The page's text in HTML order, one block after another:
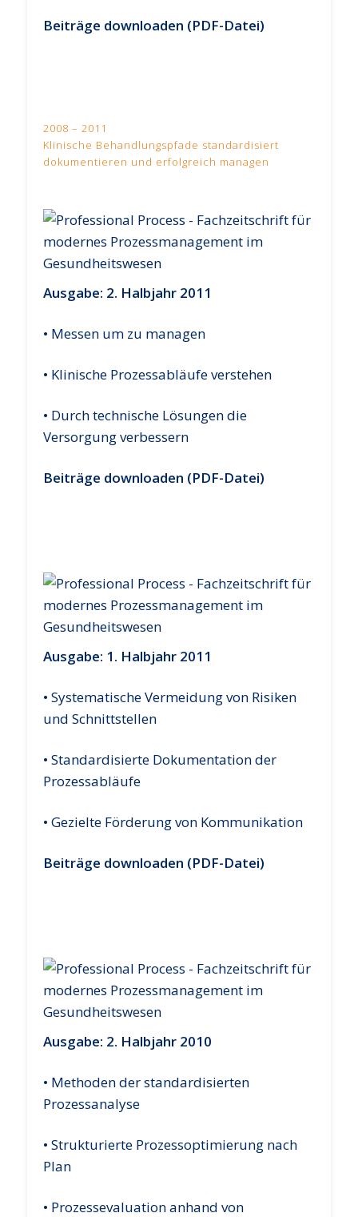
Beiträge downloaden (PDF-Datei)
2008 – 2011
Klinische Behandlungspfade standardisiert
dokumentieren und erfolgreich managen
Ausgabe: 2. Halbjahr 2011
• Messen um zu managen
• Klinische Prozessabläufe verstehen
• Durch technische Lösungen die
Versorgung verbessern
Beiträge downloaden (PDF-Datei)
Ausgabe: 1. Halbjahr 2011
• Systematische Vermeidung von Risiken
und Schnittstellen
• Standardisierte Dokumentation der
Prozessabläufe
• Gezielte Förderung von Kommunikation
Beiträge downloaden (PDF-Datei)
Ausgabe: 2. Halbjahr2010
• Methoden der standardisierten
Prozessanalyse
• Strukturierte Prozessoptimierung nach
Plan
• Prozessevaluation anhand von